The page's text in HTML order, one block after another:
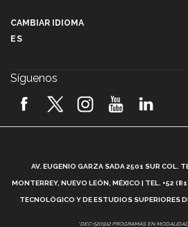
2026! (video)
¿Cómo es el Modelo
Vida Tec: Feminismo e
CAMBIAR IDIOMA
ES
Síguenos
AV. EUGENIO GARZA SADA 2501 SUR COL.
MONTERREY, NUEVO LEÓN, MÉXICO | TEL. +52
TECNOLÓGICO Y DE ESTUDIOS SUPERIORES
*DEC-520912 PROGRAMAS EN